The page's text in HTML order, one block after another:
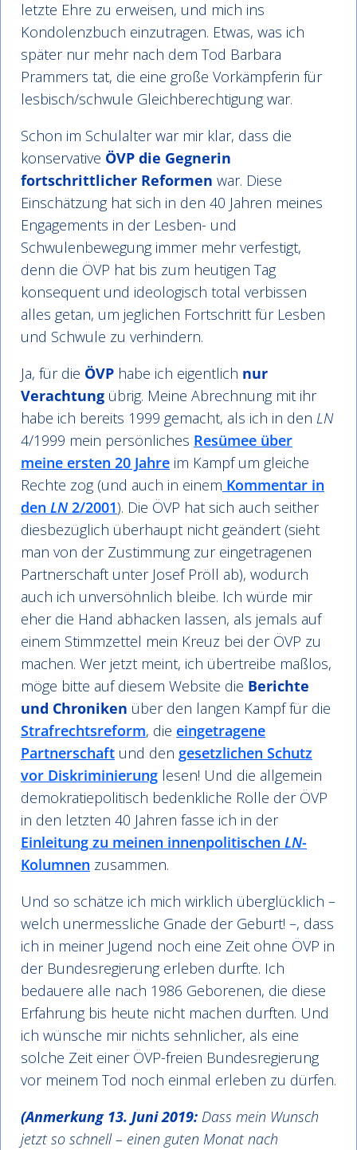
letzte Ehre zu erweisen, und mich ins
Kondolenzbuch einzutragen. Etwas, was ich
später nur mehr nach dem Tod Barbara
Prammers tat, die eine große Vorkämpferin für
lesbisch/schwule Gleichberechtigung war.
Schon im Schulalter war mir klar, dass die
konservative ÖVP die Gegnerin
fortschrittlicher Reformen war. Diese
Einschätzung hat sich in den 40 Jahren meines
Engagements in der Lesben- und
Schwulenbewegung immer mehr verfestigt,
denn die ÖVP hat bis zum heutigen Tag
konsequent und ideologisch total verbissen
alles getan, um jeglichen Fortschritt für Lesben
und Schwule zu verhindern.
Ja, für die ÖVP habe ich eigentlich nur
Verachtung übrig. Meine Abrechnung mit ihr
habe ich bereits 1999 gemacht, als ich in den LN
4/1999 mein persönliches Resümee über
meine ersten 20 Jahre im Kampf um gleiche
Rechte zog (und auch in einem Kommentar in
den LN2/2001). Die ÖVP hat sich auch seither
diesbezüglich überhaupt nicht geändert (sieht
man von der Zustimmung zur eingetragenen
Partnerschaft unter Josef Pröll ab), wodurch
auch ich unversöhnlich bleibe. Ich würde mir
eher die Hand abhacken lassen, als jemals auf
einem Stimmzettel mein Kreuz bei der ÖVP zu
machen. Wer jetzt meint, ich übertreibe maßlos,
möge bitte auf diesem Website die Berichte
und Chroniken über den langen Kampf für die
Strafrechtsreform, die eingetragene
Partnerschaft und den gesetzlichen Schutz
vor Diskriminierung lesen! Und die allgemein
demokratiepolitisch bedenkliche Rolle der ÖVP
in den letzten 40 Jahren fasse ich in der
Einleitung zu meinen innenpolitischen LN-
Kolumnen zusammen.
Und so schätze ich mich wirklich überglücklich –
welch unermessliche Gnade der Geburt! –, dass
ich in meiner Jugend noch eine Zeit ohne ÖVP in
der Bundesregierung erleben durfte. Ich
bedauere alle nach 1986 Geborenen, die diese
Erfahrung bis heute nicht machen durften. Und
ich wünsche mir nichts sehnlicher, als eine
solche Zeit einer ÖVP-freien Bundesregierung
vor meinem Tod noch einmal erleben zu dürfen.
(Anmerkung 13. Juni 2019: Dass mein Wunsch
jetzt so schnell – einen guten Monat nach